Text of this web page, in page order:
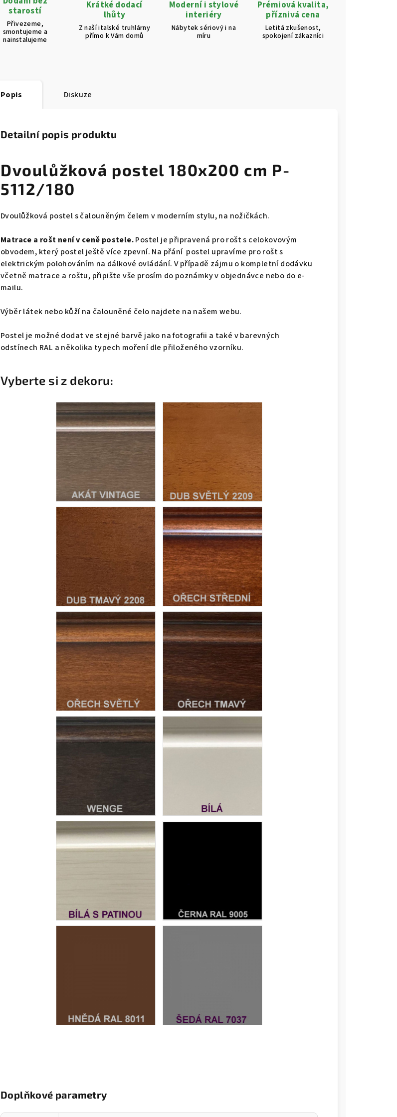
starostí
Přivezeme,
smontujeme a
nainstalujeme
Krátké dodací
lhůty
Z naší italské truhlárny
přímo k Vám domů
Moderní i stylové
interiéry
Nábytek sériový i na
míru
Prémiová kvalita,
příznivá cena
Letitá zkušenost,
spokojení zákazníci
Popis Diskuze
Detailní popis produktu
Dvoulůžková postel 180x200 cm P-
5112/180
Dvoulůžková postel s čalouněným čelem v moderním stylu, na nožičkách.
Matrace a rošt není v ceně postele.Postel je připravená pro rošt s celokovovým
obvodem, který postel ještě více zpevní. Na přání postel upravíme pro rošt s
elektrickým polohováním na dálkové ovládání. V případě zájmu o kompletní dodávku
včetně matrace a roštu, připište vše prosím do poznámky v objednávce nebo do e-
mailu.
Výběr látek nebo kůží na čalouněné čelo najdete na našem webu.
Postel je možné dodat ve stejné barvě jako na fotografii a také v barevných
odstínech RAL a několika typech moření dle přiloženého vzorníku.
Vyberte si z dekoru:
Doplňkové parametry